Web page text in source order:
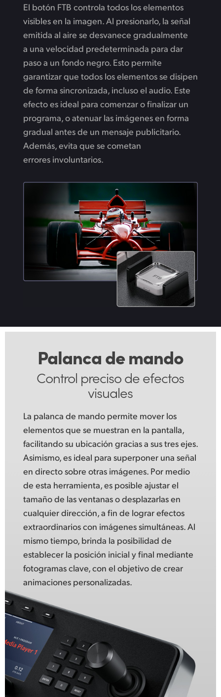
El botón FTB controla todos los elementos
visibles en la imagen. Al presionarlo, la señal
emitida al aire se desvanece gradualmente
a una velocidad predeterminada para dar
paso a un fondo negro. Esto permite
garantizar que todos los elementos se disipen
de forma sincronizada, incluso el audio. Este
efecto es ideal para comenzar o finalizar un
programa, o atenuar las imágenes en forma
gradual antes de un mensaje publicitario.
Además, evita que se cometan
errores involuntarios.
Palancade mando
Control precisode efectos
visuales
La palanca de mando permite mover los
elementos que se muestran en la pantalla,
facilitando su ubicación gracias a sus tres ejes.
Asimismo, es ideal para superponer una señal
en directo sobre otras imágenes. Por medio
de esta herramienta, es posible ajustar el
tamaño de las ventanas o desplazarlas en
cualquier dirección, a fin de lograr efectos
extraordinarios con imágenes simultáneas. Al
mismo tiempo, brinda la posibilidad de
establecer la posición inicial y final mediante
fotogramas clave, con el objetivo de crear
animaciones personalizadas.